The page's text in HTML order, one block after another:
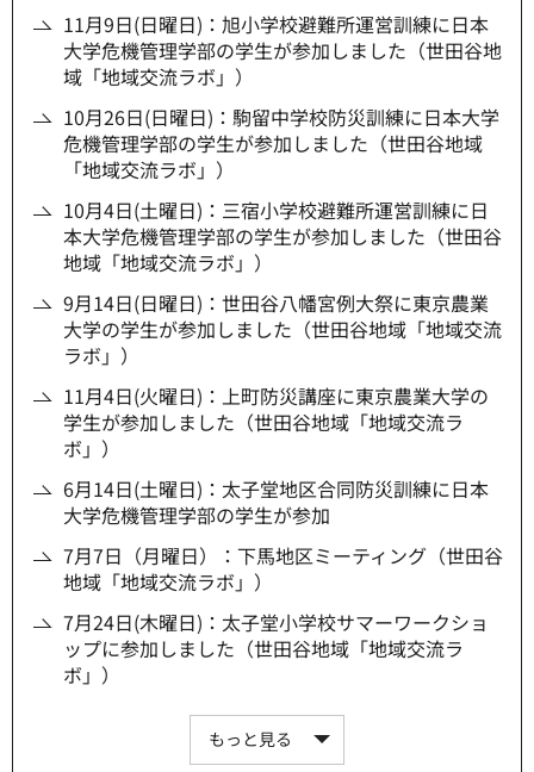
11月9日(日曜日)：旭小学校避難所運営訓練に日本
大学危機管理学部の学生が参加しました（世田谷地
域「地域交流ラボ」）
10月26日(日曜日)：駒留中学校防災訓練に日本大学
危機管理学部の学生が参加しました（世田谷地域
「地域交流ラボ」）
10月4日(土曜日)：三宿小学校避難所運営訓練に日
本大学危機管理学部の学生が参加しました（世田谷
地域「地域交流ラボ」）
9月14日(日曜日)：世田谷八幡宮例大祭に東京農業
大学の学生が参加しました（世田谷地域「地域交流
ラボ」）
11月4日(火曜日)：上町防災講座に東京農業大学の
学生が参加しました（世田谷地域「地域交流ラ
ボ」）
6月14日(土曜日)：太子堂地区合同防災訓練に日本
大学危機管理学部の学生が参加
7月7日（月曜日）：下馬地区ミーティング（世田谷
地域「地域交流ラボ」）
7月24日(木曜日)：太子堂小学校サマーワークショ
ップに参加しました（世田谷地域「地域交流ラ
ボ」）
もっと見る